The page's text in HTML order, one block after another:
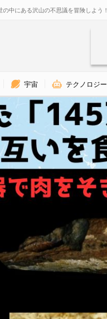
中にある沢山の不思議を冒険しよう！
宇宙 テクノロジー